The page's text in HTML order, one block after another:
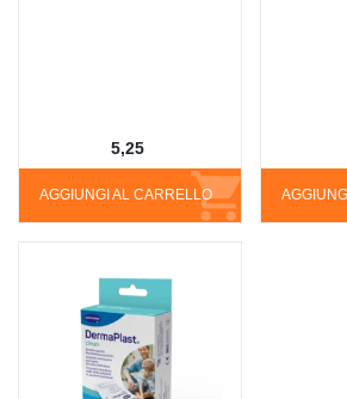
AGGIUNGI AL CARRELLO
5,25